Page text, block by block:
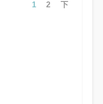
1 2 下